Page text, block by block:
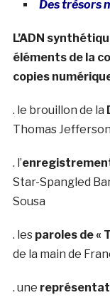
Des trésors
L’ADN
éléments de la
copies
. le brouillon de la
Thomas Jefferson
. l’
Star-Spangled
Sousa
. les paroles de «
de la main de
. une